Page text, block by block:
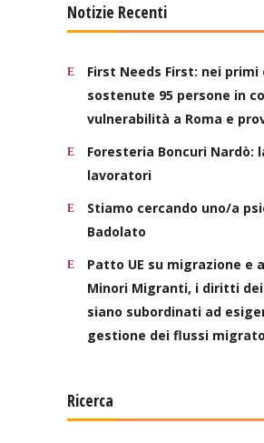
Notizie Recenti
First Needs First: nei
sostenute 95 persone in
vulnerabilità a Roma e
Foresteria Boncuri Nardò:
lavoratori
Stiamo cercando uno/a
Badolato
Patto UE su migrazione e
Minori Migranti, i diritti
siano subordinati ad
gestione dei flussi
Ricerca